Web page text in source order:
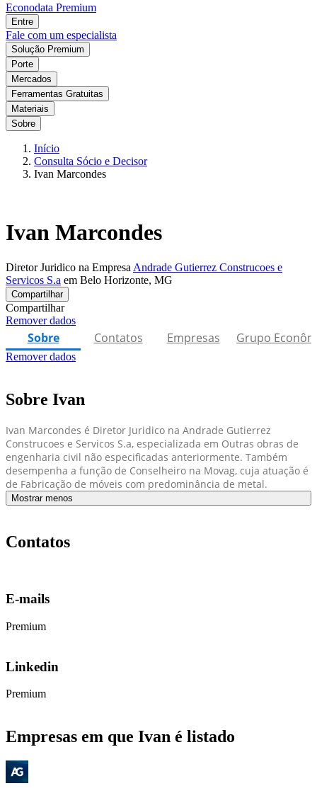
Econodata Premium
Entre
Fale com um especialista
Solução Premium
Porte
Mercados
Ferramentas Gratuitas
Materiais
Sobre
Início
Consulta Sócio e Decisor
Ivan Marcondes
Ivan Marcondes
Diretor Juridico na Empresa Andrade Gutierrez Construcoes e
Servicos S.a em Belo Horizonte, MG
Compartilhar
Compartilhar
Remover dados
Sobre Contatos Empresas Grupo
Remover dados
Sobre Ivan
Ivan Marcondes é Diretor Juridico na Andrade Gutierrez
Construcoes e Servicos S.a, especializada em Outras obras de
engenharia civil não especificadas anteriormente. Também
desempenha a função de Conselheiro na Movag, cuja atuação é
de Fabricação de móveis com predominância de metal.
Mostrar menos
Contatos
E-mails
Premium
Linkedin
Premium
Empresas em que Ivan é listado